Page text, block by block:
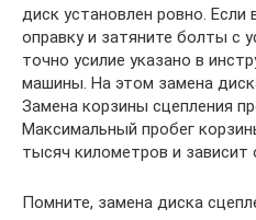
диск установлен ровно. Если
оправку и затяните болты с
точно усилие указано в
машины. На этом замена
Замена корзины сцепления
Максимальный пробег
тысяч километров и зависит
Помните, замена диска